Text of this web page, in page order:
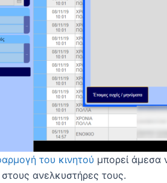
του κινητού μπορεί άμεσα
ανελκυστήρες τους.